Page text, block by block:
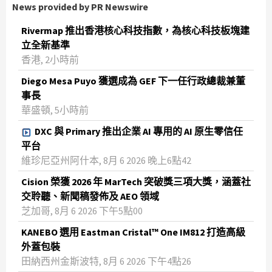
News provided by PR Newswire
Rivermap 推出香港核心科技指數，為核心科技板塊建
立全新基準
香港, 2小時前
Diego Mesa Puyo 獲選成為 GEF 下一任行政總裁兼董
事長
華盛頓, 5小時前
DXC 與 Primary 推出企業 AI 專用的 AI 原生零信任
平台
維珍尼亞州阿什本, 8月 6 2026 晚上6點42
Cision 榮獲 2026 年 MarTech 突破獎三項大獎，涵蓋社
交聆聽、新聞稿發佈及 AEO 領域
芝加哥, 8月 6 2026 下午5點00
KANEBO 選用 Eastman Cristal™ One IM812 打造高級
外蓋包裝
田納西州金斯波特, 8月 6 2026 下午4點26